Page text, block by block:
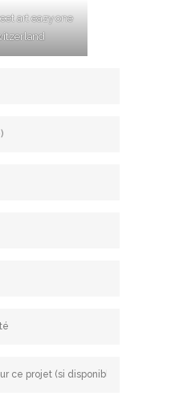
art eazy one